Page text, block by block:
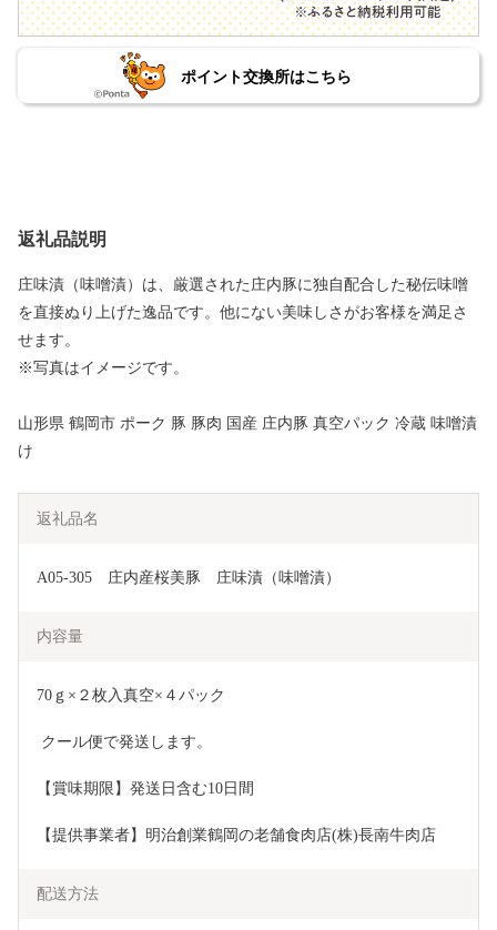
ポイント交換所はこちら
返礼品説明
庄味漬（味噌漬）は、厳選された庄内豚に独自配合した秘伝味噌
を直接ぬり上げた逸品です。他にない美味しさがお客様を満足さ
せます。
※写真はイメージです。
山形県 鶴岡市 ポーク 豚 豚肉 国産 庄内豚 真空パック 冷蔵 味噌漬
け
返礼品名
A05-305　庄内産桜美豚　庄味漬（味噌漬）
内容量
70ｇ×２枚入真空×４パック
クール便で発送します。
【賞味期限】発送日含む10日間
【提供事業者】明治創業鶴岡の老舗食肉店(株)長南牛肉店
配送方法